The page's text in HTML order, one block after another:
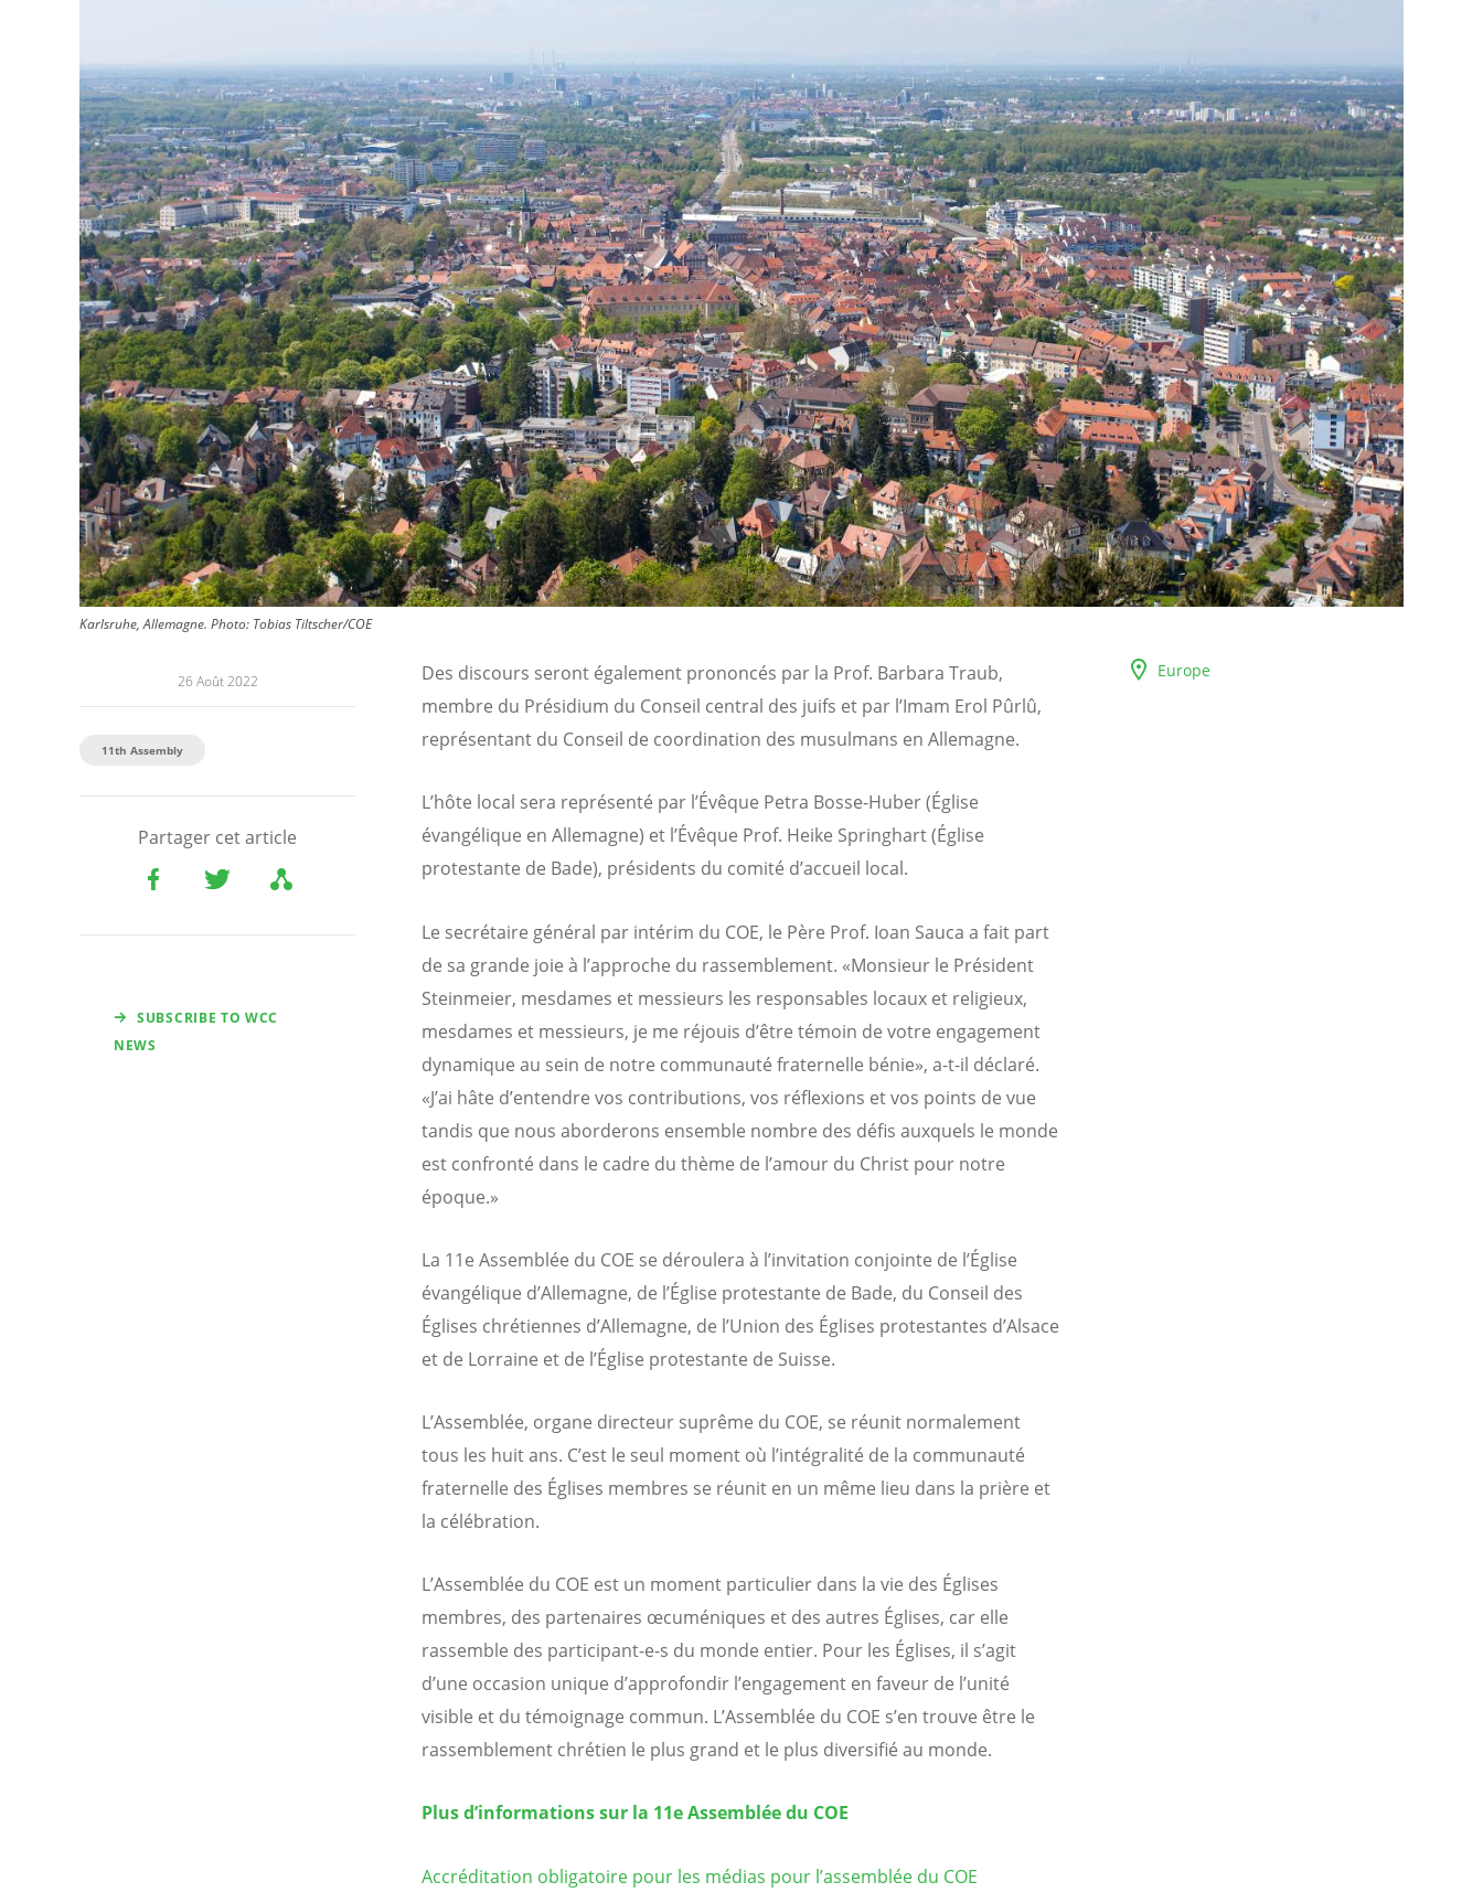
Karlsruhe, Allemagne. Photo: Tobias Tiltscher/COE
26 Août 2022
11th Assembly
Partager cet article
SUBSCRIBE TO WCC
NEWS
Europe
Des discours seront également prononcés par la Prof. Barbara Traub,
membre du Présidium du Conseil central des juifs et par l’Imam Erol Pûrlû,
représentant du Conseil de coordination des musulmans en Allemagne.
L’hôte local sera représenté par l’Évêque Petra Bosse-Huber (Église
évangélique en Allemagne) et l’Évêque Prof. Heike Springhart (Église
protestante de Bade), présidents du comité d’accueil local.
Le secrétaire général par intérim du COE, le Père Prof. Ioan Sauca a fait part
de sa grande joie à l’approche du rassemblement. «Monsieur le Président
Steinmeier, mesdames et messieurs les responsables locaux et religieux,
mesdames et messieurs, je me réjouis d’être témoin de votre engagement
dynamique au sein de notre communauté fraternelle bénie», a-t-il déclaré.
«J’ai hâte d’entendre vos contributions, vos réflexions et vos points de vue
tandis que nous aborderons ensemble nombre des défis auxquels le monde
est confronté dans le cadre du thème de l’amour du Christ pour notre
époque.»
La 11e Assemblée du COE se déroulera à l’invitation conjointe de l’Église
évangélique d’Allemagne, de l’Église protestante de Bade, du Conseil des
Églises chrétiennes d’Allemagne, de l’Union des Églises protestantes d’Alsace
et de Lorraine et de l’Église protestante de Suisse.
L’Assemblée, organe directeur suprême du COE, se réunit normalement
tous les huit ans. C’est le seul moment où l’intégralité de la communauté
fraternelle des Églises membres se réunit en un même lieu dans la prière et
la célébration.
L’Assemblée du COE est un moment particulier dans la vie des Églises
membres, des partenaires œcuméniques et des autres Églises, car elle
rassemble des participant-e-s du monde entier. Pour les Églises, il s’agit
d’une occasion unique d’approfondir l’engagement en faveur de l’unité
visible et du témoignage commun. L’Assemblée du COE s’en trouve être le
rassemblement chrétien le plus grand et le plus diversifié au monde.
Plus d’informations sur la 11e Assemblée du COE
Accréditation obligatoire pour les médias pour l’assemblée du COE